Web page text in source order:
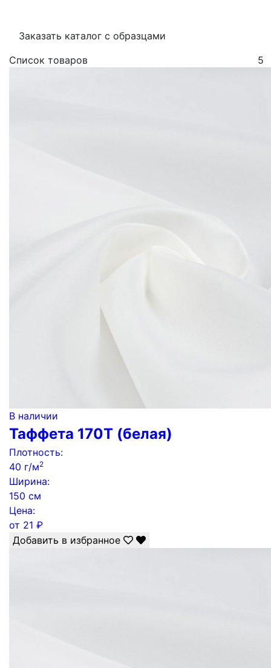
Заказать каталог с образцами
Список товаров
5
В наличии
Таффета 170Т (белая)
Плотность:
40 г/м2
Ширина:
150 см
Цена:
от 21 ₽
Добавить в избранное